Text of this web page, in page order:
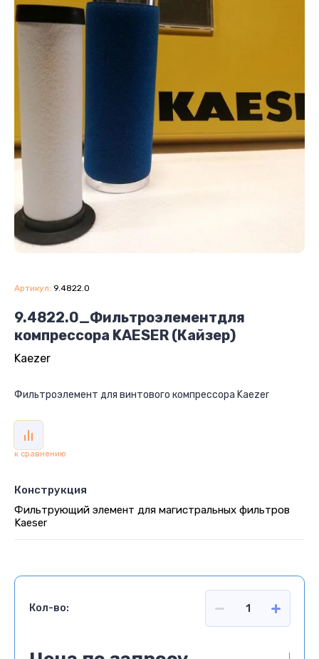
Артикул: 9.4822.0
9.4822.0_Фильтроэлементдля
компрессора KAESER (Кайзер)
Kaezer
Фильтроэлемент для винтового компрессора Kaezer
к сравнению
Конструкция
Фильтрующий элемент для магистральных фильтров
Kaeser
Кол-во: